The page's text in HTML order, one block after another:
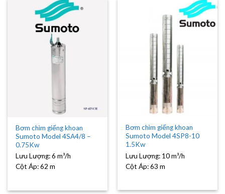
Bơm chìm giếng khoan
Sumoto Model 4SA4/8 –
0.75Kw
Lưu Lượng:6 m³/h
Cột Áp:62 m
Bơm chìm giếng khoan
Sumoto Model 4SP8-10
1.5Kw
Lưu Lượng: 10 m³/h
Cột Áp:63 m